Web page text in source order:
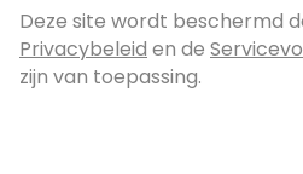
Deze site wordt beschermd
Privacybeleid en de
zijn van toepassing.